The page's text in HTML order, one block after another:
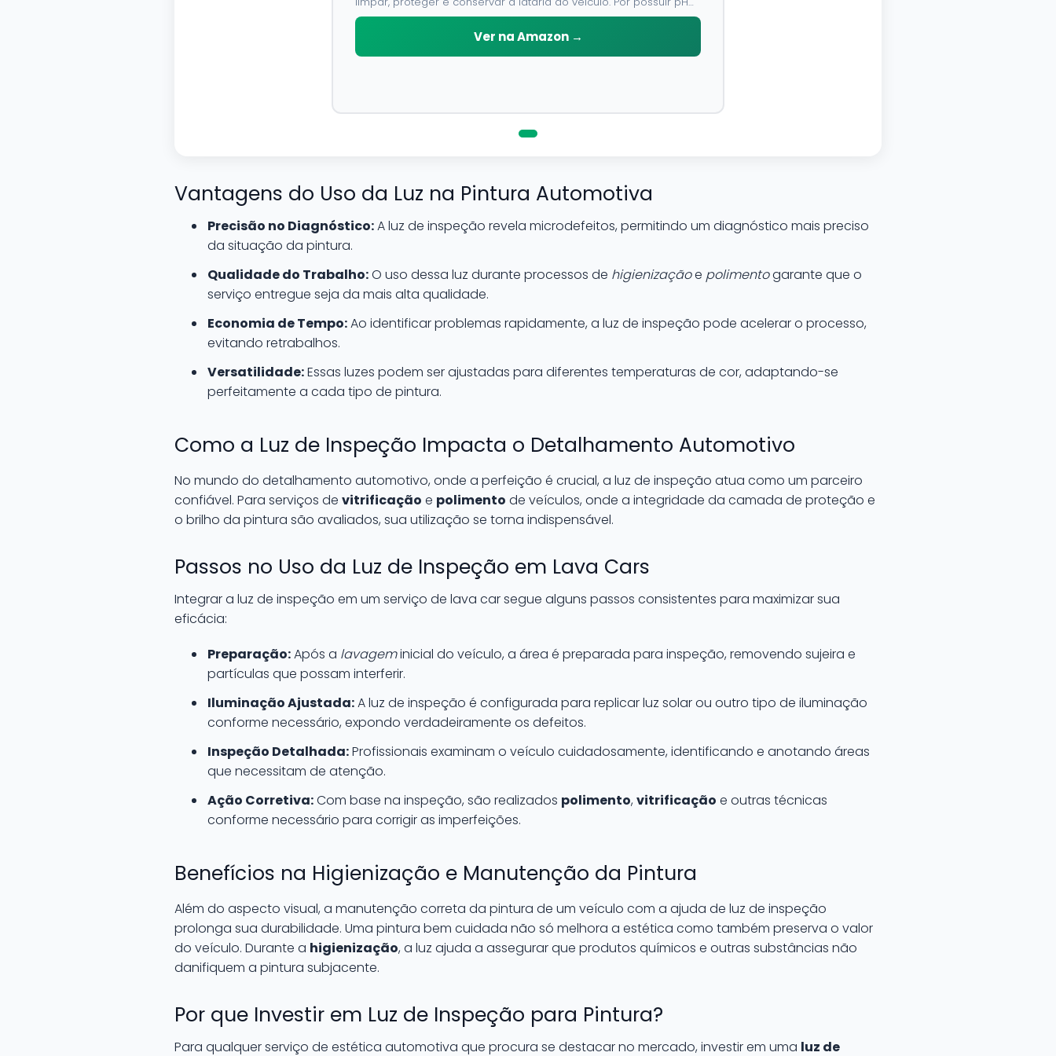
neutro, pode ser aplicado em qualquer superficie sem correr o
Ver na Amazon →
Vantagens do Uso da Luz na Pintura Automotiva
Precisão no Diagnóstico:A luz de inspeção revela microdefeitos, permitindo um diagnóstico mais preciso
da situação da pintura.
Qualidade do Trabalho:O uso dessa luz durante processos de higienizaçãoe polimentogarante que o
serviço entregue seja da mais alta qualidade.
Economia de Tempo:Ao identificar problemas rapidamente, a luz de inspeção pode acelerar o processo,
evitando retrabalhos.
Versatilidade:Essas luzes podem ser ajustadas para diferentes temperaturas de cor, adaptando-se
perfeitamente a cada tipo de pintura.
Como a Luz de Inspeção Impacta o Detalhamento Automotivo
No mundo do detalhamento automotivo, onde a perfeição é crucial, a luz de inspeção atua como um parceiro
confiável. Para serviços de vitrificação e polimento de veículos, onde a integridade da camada de proteção e
o brilho da pintura são avaliados, sua utilização se torna indispensável.
Passos no Uso da Luz de Inspeção em Lava Cars
Integrar a luz de inspeção em um serviço de lava car segue alguns passos consistentes para maximizar sua
eficácia:
Preparação:Após a lavageminicial do veículo, a área é preparada para inspeção, removendo sujeira e
partículas que possam interferir.
Iluminação Ajustada:A luz de inspeção é configurada para replicar luz solar ou outro tipo de iluminação
conforme necessário, expondo verdadeiramente os defeitos.
Inspeção Detalhada:Profissionais examinam o veículo cuidadosamente, identificando e anotando áreas
que necessitam de atenção.
Ação Corretiva:Com base na inspeção, são realizados polimento, vitrificação e outras técnicas
conforme necessário para corrigir as imperfeições.
Benefícios na Higienização e Manutenção da Pintura
Além do aspecto visual, a manutenção correta da pintura de um veículo com a ajuda de luz de inspeção
prolonga sua durabilidade. Uma pintura bem cuidada não só melhora a estética como também preserva o valor
do veículo. Durante a higienização, a luz ajuda a assegurar que produtos químicos e outras substâncias não
danifiquem a pintura subjacente.
Por que Investir em Luz de Inspeção para Pintura?
Para qualquer serviço de estética automotiva que procura se destacar no mercado, investir em uma luz de